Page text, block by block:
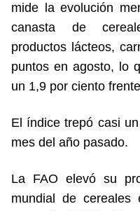
mide la evolución
canasta de
productos lácteos,
puntos en agosto, lo
un 1,9 por ciento
El índice trepó casi
mes del año pasado.
La FAO elevó su
mundial de cereales